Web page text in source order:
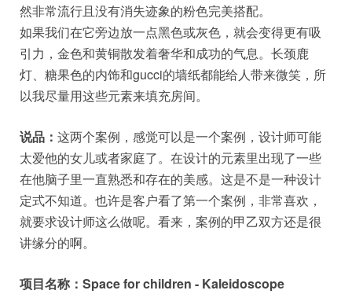
然非常流行且没有消失迹象的粉色完美搭配。
如果我们在它旁边放一点黑色或灰色，就会变得更有吸
引力，金色和黄铜散发着奢华和成功的气息。长颈鹿
灯、糖果色的内饰和gucci的墙纸都能给人带来微笑，所
以我尽量用这些元素来填充房间。
说品： 这两个案例，感觉可以是一个案例，设计师可能
太爱他的女儿或者家庭了。在设计的元素里出现了一些
在他脑子里一直熟悉和存在的美感。这是不是一种设计
定式不知道。也许是客户看了第一个案例，非常喜欢，
就要求设计师这么做呢。看来，案例的甲乙双方还是很
讲缘分的啊。
项目名称：Space for children - Kaleidoscope